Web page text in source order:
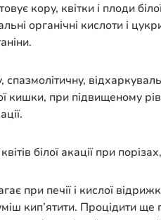
кору, квітки і плоди
органічні кислоти і
спазмолітичну,
кишки, при підвищеному
білої акації при
при печії і кислої
кип’ятити. Процідити